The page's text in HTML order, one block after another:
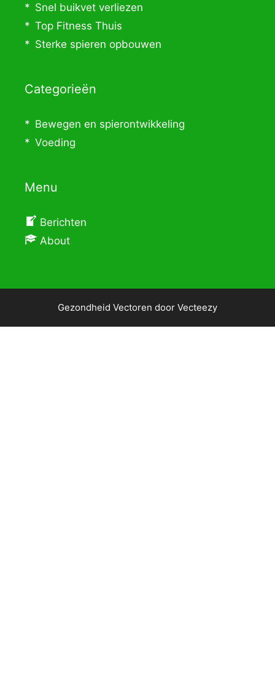
Snel buikvet verliezen
Top Fitness Thuis
Sterke spieren opbouwen
Categorieën
Bewegen en spierontwikkeling
Voeding
Menu
Berichten
About
Gezondheid Vectoren door Vecteezy